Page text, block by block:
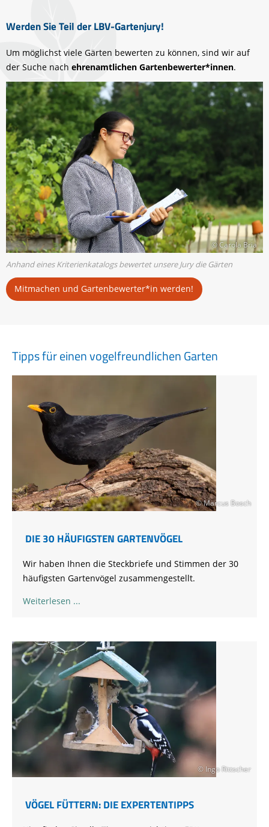
Werden Sie Teil der LBV-Gartenjury!
Um möglichst viele Gärten bewerten zu können, sind wir auf
der Suche nach ehrenamtlichen Gartenbewerter*innen.
© Carola Bria
Anhand eines Kriterienkatalogs bewertet unsere Jury die Gärten
Mitmachen und Gartenbewerter*in werden!
Tipps für einen vogelfreundlichen Garten
© Marcus Bosch
DIE 30 HÄUFIGSTEN GARTENVÖGEL
Wir haben Ihnen die Steckbriefe und Stimmen der 30
häufigsten Gartenvögel zusammengestellt.
Weiterlesen
© Ingo Rittscher
VÖGEL FÜTTERN: DIE EXPERTENTIPPS